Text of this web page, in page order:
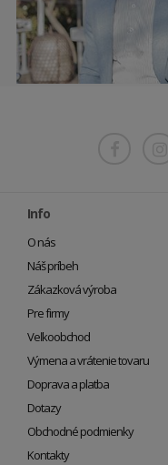
Info
O nás
Náš príbeh
Zákazková výroba
Pre firmy
Veľkoobchod
Výmena a vrátenie tovaru
Doprava a platba
Dotazy
Obchodné podmienky
Kontakty